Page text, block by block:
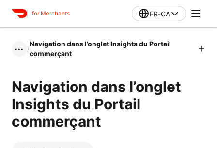
for Merchants FR-CA
••• /
Navigation dans l’onglet Insights du Portail
commerçant
Navigation dans l’onglet
Insights du Portail
commerçant